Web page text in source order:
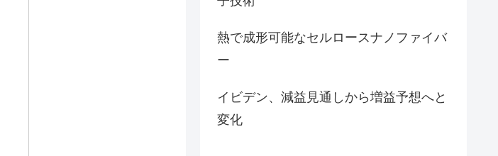
熱で成形可能なセルロースナノファイバ
ー
イビデン、減益見通しから増益予想へと
変化